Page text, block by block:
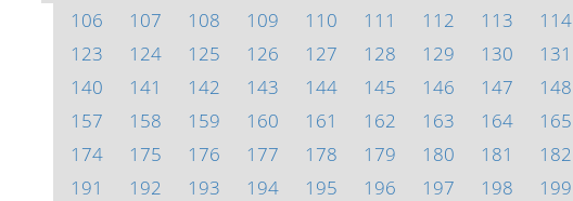
106
107 108 109 110 111 112 113 114
123
124 125 126 127 128 129 130 131
140
141 142 143 144 145 146 147 148
157
158 159 160 161 162 163 164 165
174
175 176 177 178 179 180 181 182
191
192 193 194 195 196 197 198 199